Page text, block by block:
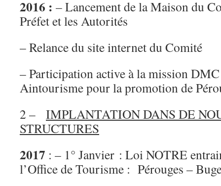
2016 : – Lancement de la Maison du
Préfet et les Autorités
– Relance du site internet du Comité
– Participation active à la mission
Aintourisme pour la promotion de
2 – IMPLANTATION DANS DE
STRUCTURES
2017 : – 1° Janvier : Loi NOTRE
l’Office de Tourisme : Pérouges –